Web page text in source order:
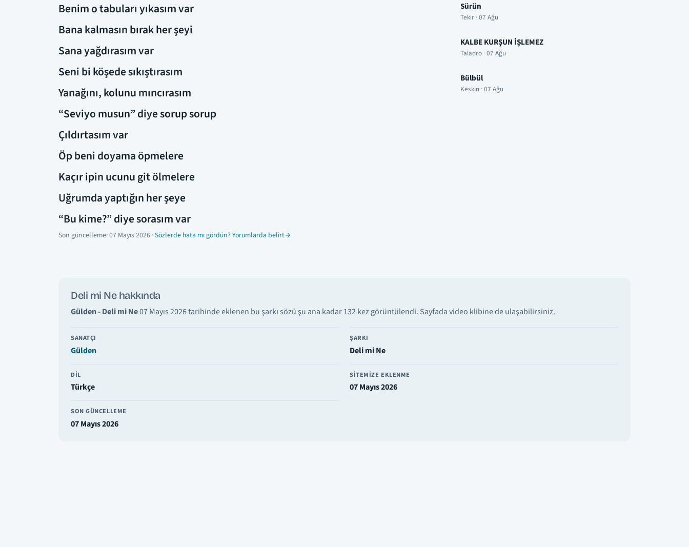
Benim o tabuları yıkasım var
Bana kalmasın bırak her şeyi
Sana yağdırasım var
Seni bi köşede sıkıştırasım
Yanağını, kolunu mıncırasım
“Seviyo musun” diye sorup sorup
Çıldırtasım var
Öp beni doyama öpmelere
Kaçır ipin ucunu git ölmelere
Uğrumda yaptığın her şeye
“Bu kime?” diye sorasım var
Son güncelleme:07 Mayıs 2026 ·Sözlerde hata mı gördün? Yorumlarda belirt
Deli mi Ne hakkında
Gülden - Deli mi Ne07 Mayıs 2026 tarihinde eklenen bu şarkı sözü şu ana kadar 132 kez görüntülendi. Sayfada video klibine de ulaşabilirsiniz.
SANATÇI
Gülden
ŞARKI
Deli mi Ne
DIL
Türkçe
SITEMIZE EKLENME
07 Mayıs 2026
SON GÜNCELLEME
07 Mayıs 2026
Sürün
Tekir · 07 Ağu
KALBE KURŞUN İŞLEMEZ
Taladro · 07 Ağu
Bülbül
Keskin · 07 Ağu